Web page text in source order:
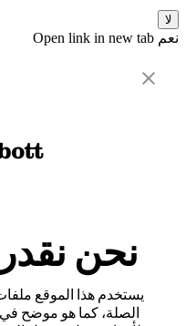
لا
نعم Open link in new tab
نحن
يستخدم هذا الموقع
الصلة، كما هو موضح